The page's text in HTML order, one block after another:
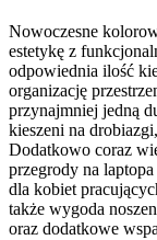
Nowoczesne
estetykę z
odpowiednia ilość
organizację
przynajmniej jedną
kieszeni na
Dodatkowo coraz
przegrody na
dla kobiet
także wygoda
oraz dodatkowe